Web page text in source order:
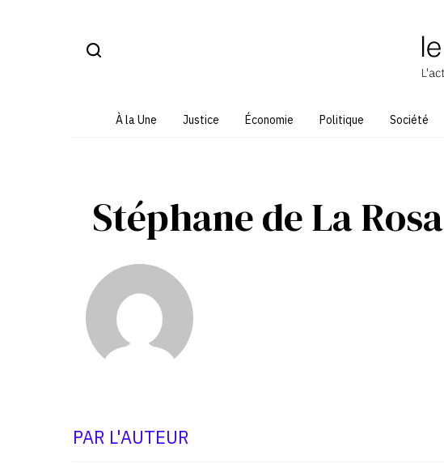
À la Une Justice Économie Politique Société
Stéphane de La Rosa
PAR L'AUTEUR